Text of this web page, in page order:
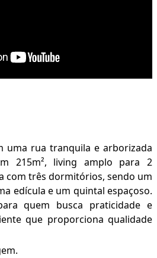
uma rua tranquila e arborizada
215m², living amplo para 2
com três dormitórios, sendo um
edícula e um quintal espaçoso.
quem busca praticidade e
que proporciona qualidade